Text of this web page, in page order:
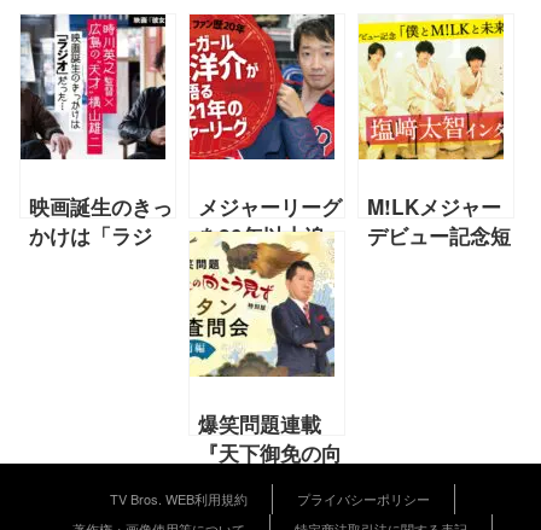
映画誕生のきっ
かけは「ラジ
メジャーリーグ
を20年以上追
うラバーガー
ル・大水洋介が
語る「大谷翔平
くんはレッドソ
ックスにくるし
かないんです」
M!LKメジャー
デビュー記念短
爆笑問題連載
『天下御免の向
こう見ず』特別
編「緊急招集！
TV Bros. WEB利用規約
プライバシーポリシー